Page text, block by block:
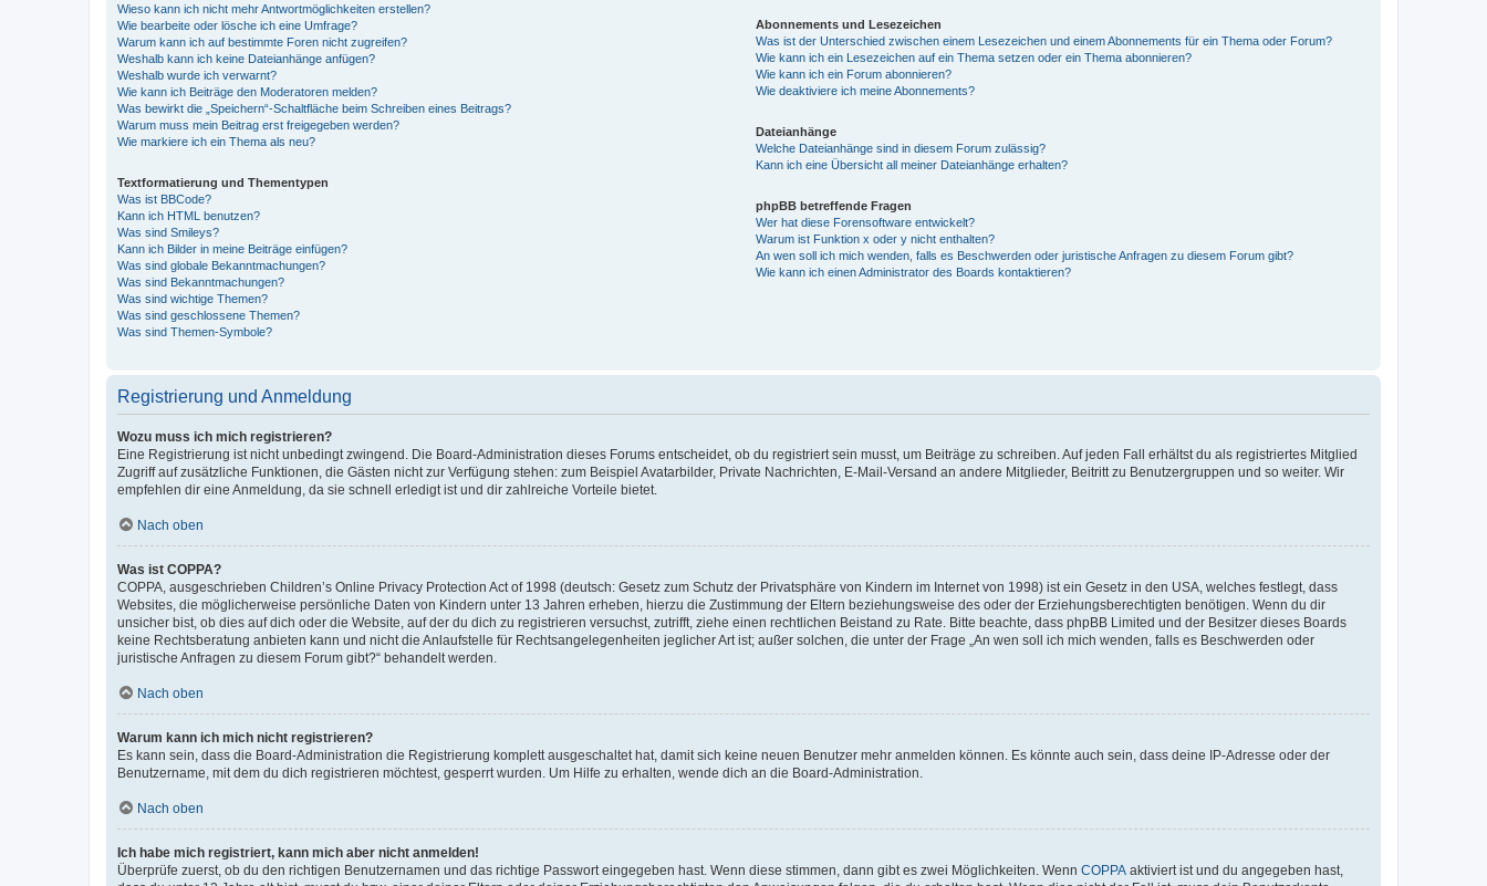
Wieso kann ich nicht mehr Antwortmöglichkeiten erstellen?
Wie bearbeite oder lösche ich eine Umfrage?
Warum kann ich auf bestimmte Foren nicht zugreifen?
Weshalb kann ich keine Dateianhänge anfügen?
Weshalb wurde ich verwarnt?
Wie kann ich Beiträge den Moderatoren melden?
Was bewirkt die „Speichern“-Schaltfläche beim Schreiben eines Beitrags?
Warum muss mein Beitrag erst freigegeben werden?
Wie markiere ich ein Thema als neu?
Textformatierung und Thementypen
Was ist BBCode?
Kann ich HTML benutzen?
Was sind Smileys?
Kann ich Bilder in meine Beiträge einfügen?
Was sind globale Bekanntmachungen?
Was sind Bekanntmachungen?
Was sind wichtige Themen?
Was sind geschlossene Themen?
Was sind Themen-Symbole?
Abonnements und Lesezeichen
Was ist der Unterschied zwischen einem Lesezeichen und einem Abonnements für ein Thema oder Forum?
Wie kann ich ein Lesezeichen auf ein Thema setzen oder ein Thema abonnieren?
Wie kann ich ein Forum abonnieren?
Wie deaktiviere ich meine Abonnements?
Dateianhänge
Welche Dateianhänge sind in diesem Forum zulässig?
Kann ich eine Übersicht all meiner Dateianhänge erhalten?
phpBB betreffende Fragen
Wer hat diese Forensoftware entwickelt?
Warum ist Funktion x oder y nicht enthalten?
An wen soll ich mich wenden, falls es Beschwerden oder juristische Anfragen zu diesem Forum gibt?
Wie kann ich einen Administrator des Boards kontaktieren?
Registrierung und Anmeldung
Wozu muss ich mich registrieren?
Eine Registrierung ist nicht unbedingt zwingend. Die Board-Administration dieses Forums entscheidet, ob du registriert sein musst, um Beiträge zu schreiben. Auf jeden Fall erhältst du als registriertes Mitglied
Zugriff auf zusätzliche Funktionen, die Gästen nicht zur Verfügung stehen: zum Beispiel Avatarbilder, Private Nachrichten, E-Mail-Versand an andere Mitglieder, Beitritt zu Benutzergruppen und so weiter. Wir
empfehlen dir eine Anmeldung, da sie schnell erledigt ist und dir zahlreiche Vorteile bietet.
Nach oben
Was ist COPPA?
COPPA, ausgeschrieben Children’s Online Privacy Protection Act of 1998 (deutsch: Gesetz zum Schutz der Privatsphäre von Kindern im Internet von 1998) ist ein Gesetz in den USA, welches festlegt, dass
Websites, die möglicherweise persönliche Daten von Kindern unter 13 Jahren erheben, hierzu die Zustimmung der Eltern beziehungsweise des oder der Erziehungsberechtigten benötigen. Wenn du dir
unsicher bist, ob dies auf dich oder die Website, auf der du dich zu registrieren versuchst, zutrifft, ziehe einen rechtlichen Beistand zu Rate. Bitte beachte, dass phpBB Limited und der Besitzer dieses Boards
keine Rechtsberatung anbieten kann und nicht die Anlaufstelle für Rechtsangelegenheiten jeglicher Art ist; außer solchen, die unter der Frage „An wen soll ich mich wenden, falls es Beschwerden oder
juristische Anfragen zu diesem Forum gibt?“ behandelt werden.
Nach oben
Warum kann ich mich nicht registrieren?
Es kann sein, dass die Board-Administration die Registrierung komplett ausgeschaltet hat, damit sich keine neuen Benutzer mehr anmelden können. Es könnte auch sein, dass deine IP-Adresse oder der
Benutzername, mit dem du dich registrieren möchtest, gesperrt wurden. Um Hilfe zu erhalten, wende dich an die Board-Administration.
Nach oben
Ich habe mich registriert, kann mich aber nicht anmelden!
Überprüfe zuerst, ob du den richtigen Benutzernamen und das richtige Passwort eingegeben hast. Wenn diese stimmen, dann gibt es zwei Möglichkeiten. Wenn COPPA aktiviert ist und du angegeben hast,